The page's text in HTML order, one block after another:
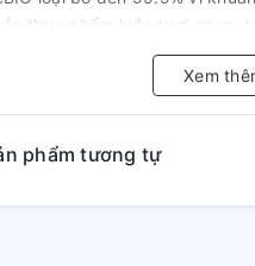
thực phẩm luôn tươi ngon,
PURE BIO
sứ) với thiết kế tổ ong,
toàn diệntrong suốt thời
Xem
phẩm tương tự